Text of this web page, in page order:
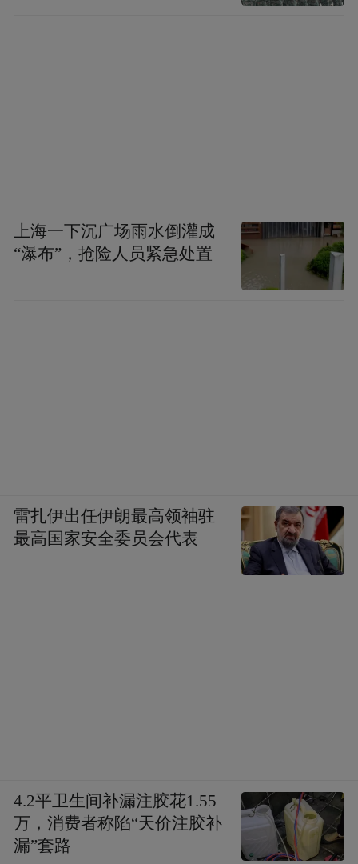
上海一下沉广场雨水倒灌成
“瀑布”，抢险人员紧急处置
雷扎伊出任伊朗最高领袖驻
最高国家安全委员会代表
4.2平卫生间补漏注胶花1.55
万，消费者称陷“天价注胶补
漏”套路